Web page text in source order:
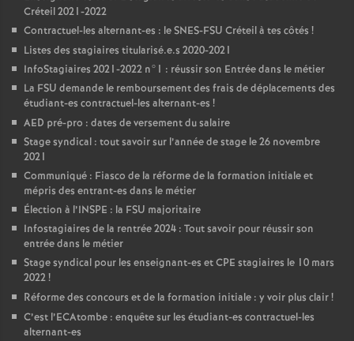
Créteil 2021-2022
Contractuel-les alternant-es : leSNES-FSU Créteil à tes côtés !
Listes des stagiaires titularisé.e.s 2020-2021
InfoStagiaires 2021-2022 n°1 : réussir son Entrée dans le métier
La FSU demande le remboursement des frais de déplacements des
étudiant-es contractuel-les alternant-es !
AED pré-pro : dates de versement du salaire
Stage syndical : tout savoir sur l’année de stage le 26 novembre
2021
Communiqué : Fiasco de la réforme de la formation initiale et
mépris des entrant-es dans le métier
Élection à l’INSPE : la FSU majoritaire
Infostagiaires de la rentrée 2024 : Tout savoir pour réussir son
entrée dans le métier
Stage syndical pour les enseignant-es etCPE stagiaires le 10 mars
2022!
Réforme des concours et de la formation initiale : y voir plus clair!
C’est l’ECAtombe : enquête sur les étudiant-es contractuel-les
alternant-es